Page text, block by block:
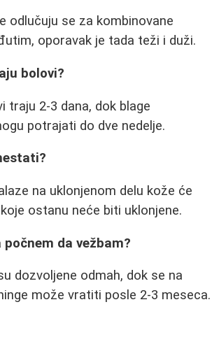
odlučuju se za kombinovane
oporavak je tada teži i duži.
bolovi?
traju 2-3 dana, dok blage
potrajati do dve nedelje.
na uklonjenom delu kože će
ostanu neće biti uklonjene.
počnem da vežbam?
dozvoljene odmah, dok se na
može vratiti posle 2-3 meseca.